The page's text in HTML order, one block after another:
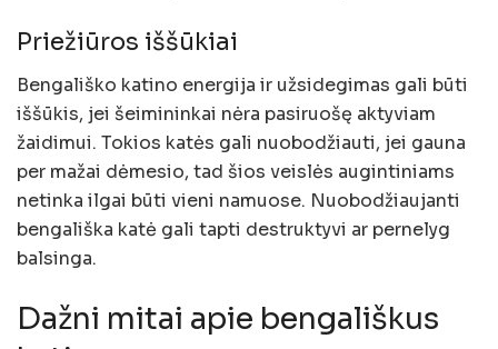
Priežiūros iššūkiai
Bengališko katino energija ir užsidegimas gali būti
iššūkis, jei šeimininkai nėra pasiruošę aktyviam
žaidimui. Tokios katės gali nuobodžiauti, jei gauna
per mažai dėmesio, tad šios veislės augintiniams
netinka ilgai būti vieni namuose. Nuobodžiaujanti
bengališka katė gali tapti destruktyvi ar pernelyg
balsinga.
Dažni mitai apie bengališkus